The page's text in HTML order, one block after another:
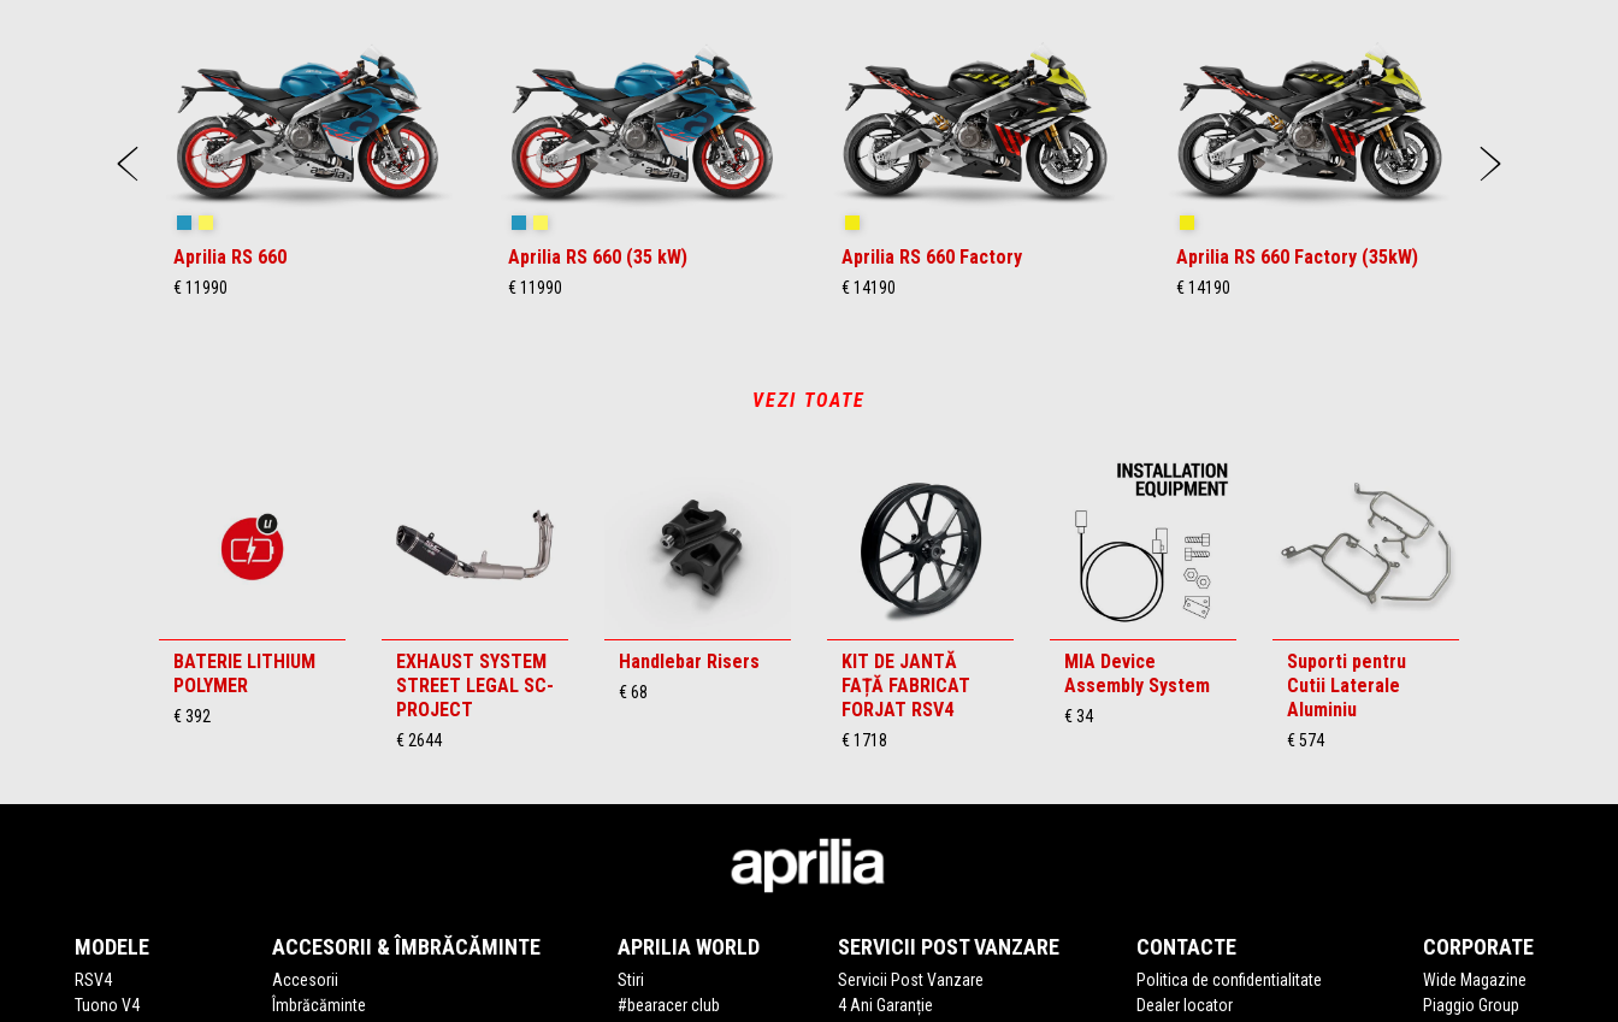
Anterior
Aprilia RS 660
€ 11990
Aprilia RS 660 (35 kW)
€ 11990
Aprilia RS 660 Factory
€ 14190
Aprilia RS 660 Factory (35kW)
€ 14190
VEZI TOATE
BATERIE LITHIUM
POLYMER
€ 392
EXHAUST SYSTEM
STREET LEGAL SC-
PROJECT
€ 2644
Handlebar Risers
€ 68
KIT DE JANTĂ
FAȚĂ FABRICAT
FORJAT RSV4
€ 1718
MIA Device
Assembly System
€ 34
Suporti pentru
Cutii Laterale
Aluminiu
€ 574
MODELE
RSV4
Tuono V4
ACCESORII & ÎMBRĂCĂMINTE
Accesorii
Îmbrăcăminte
APRILIA WORLD
Stiri
#bearacer club
SERVICII POST VANZARE
Servicii Post Vanzare
4 Ani Garanție
CONTACTE
Politica de confidentialitate
Dealer locator
CORPORATE
Wide Magazine
Piaggio Group